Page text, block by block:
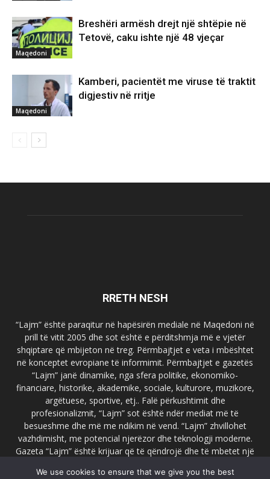
Maqedoni
Breshëri armësh drejt një shtëpie në
Tetovë, caku ishte një 48 vjeçar
Maqedoni
Kamberi, pacientët me viruse të traktit
digjestiv në rritje
RRETH NESH
“Lajm” është paraqitur në hapësirën mediale në Maqedoni në
prill të vitit 2005 dhe sot është e përditshmja më e vjetër
shqiptare që mbijeton në treg. Përmbajtjet e veta i mbështet
në konceptet evropiane të informimit. Përmbajtjet e gazetës
“Lajm” janë dinamike, nga sfera politike, ekonomiko-
financiare, historike, akademike, sociale, kulturore, muzikore,
argëtuese, sportive, etj.. Falë përkushtimit dhe
profesionalizmit, “Lajm” sot është ndër mediat më të
besueshme dhe më me ndikim në vend. “Lajm” zhvillohet
vazhdimisht, me potencial njerëzor dhe teknologji moderne.
Gazeta “Lajm” është krijuar që të qëndrojë dhe të mbetet një
faqja zyrtare e gazetës “Lajm”, www.lajmpress.org është një
We use cookies to ensure that we give you the best